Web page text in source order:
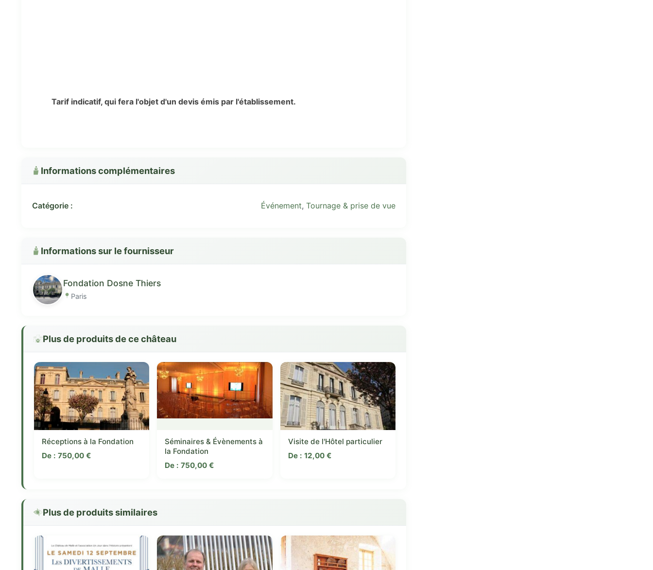
Tarif indicatif, qui fera l'objet d'un devis émis par l'établissement.
Informations complémentaires
Catégorie : Événement, Tournage & prise de vue
Informations sur le fournisseur
Fondation Dosne Thiers
Paris
Plus de produits de ce château
Réceptions à la Fondation
De : 750,00 €
Séminaires & Évènements à
la Fondation
De :750,00€
Visite de l'Hôtel particulier
De : 12,00 €
Plus de produits similaires